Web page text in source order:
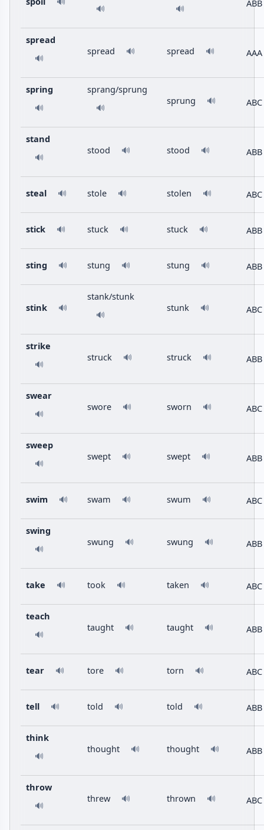
🔊 🔊 ABB
spread
🔊
spread 🔊 spread 🔊 AAA
spring
🔊
sprang/sprung
🔊
sprung 🔊 ABC
stand
🔊
stood 🔊 stood 🔊 ABB
steal 🔊 stole 🔊 stolen 🔊 ABC
stick 🔊 stuck 🔊 stuck 🔊 ABB
sting 🔊 stung 🔊 stung 🔊 ABB
stink 🔊
stank/stunk
🔊
stunk 🔊 ABC
strike
🔊
struck 🔊 struck 🔊 ABB
swear
🔊
swore 🔊 sworn 🔊 ABC
sweep
🔊
swept 🔊 swept 🔊 ABB
swim 🔊 swam 🔊 swum 🔊 ABC
swing
🔊
swung 🔊 swung 🔊 ABB
take 🔊 took 🔊 taken 🔊 ABC
teach
🔊
taught 🔊 taught 🔊 ABB
tear 🔊 tore 🔊 torn 🔊 ABC
tell 🔊 told 🔊 told 🔊 ABB
think
🔊
thought 🔊 thought 🔊 ABB
throw
🔊
threw 🔊 thrown 🔊 ABC